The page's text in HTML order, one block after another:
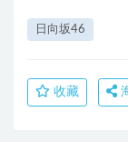
日向坂46
收藏